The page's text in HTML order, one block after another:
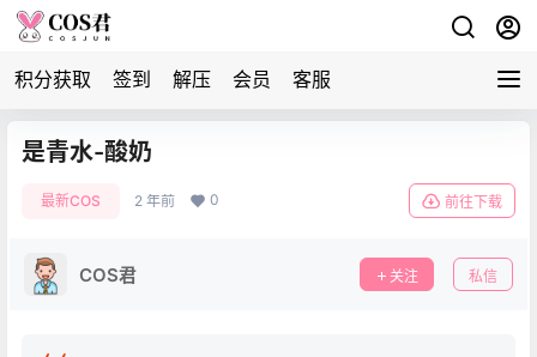
积分获取 签到 解压 会员 客服
是青水-酸奶
最新COS 2 年前 0 前往下载
COS君 关注 私信